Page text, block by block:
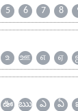
5 6 7 8
உ ஊ எ ஏ
ఊ ఋ ఎ ఏ